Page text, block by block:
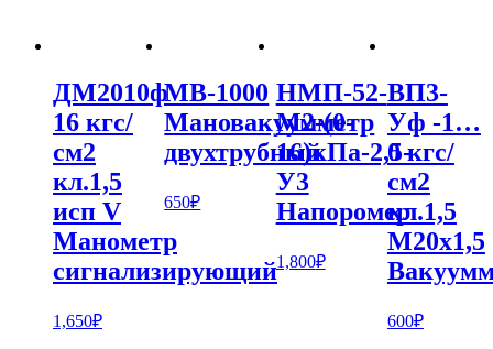
ДМ2010ф
16 кгс/
см2
кл.1,5
исп V
Манометр
сигнализирующий
1,650₽
МВ-1000
Мановакуумметр
двухтрубный
650₽
НМП-52-
М2-(0-
16)кПа-2,5-
У3
Напоромер
1,800₽
ВП3-
Уф -1…
0 кгс/
см2
кл.1,5
М20х1,5
600₽